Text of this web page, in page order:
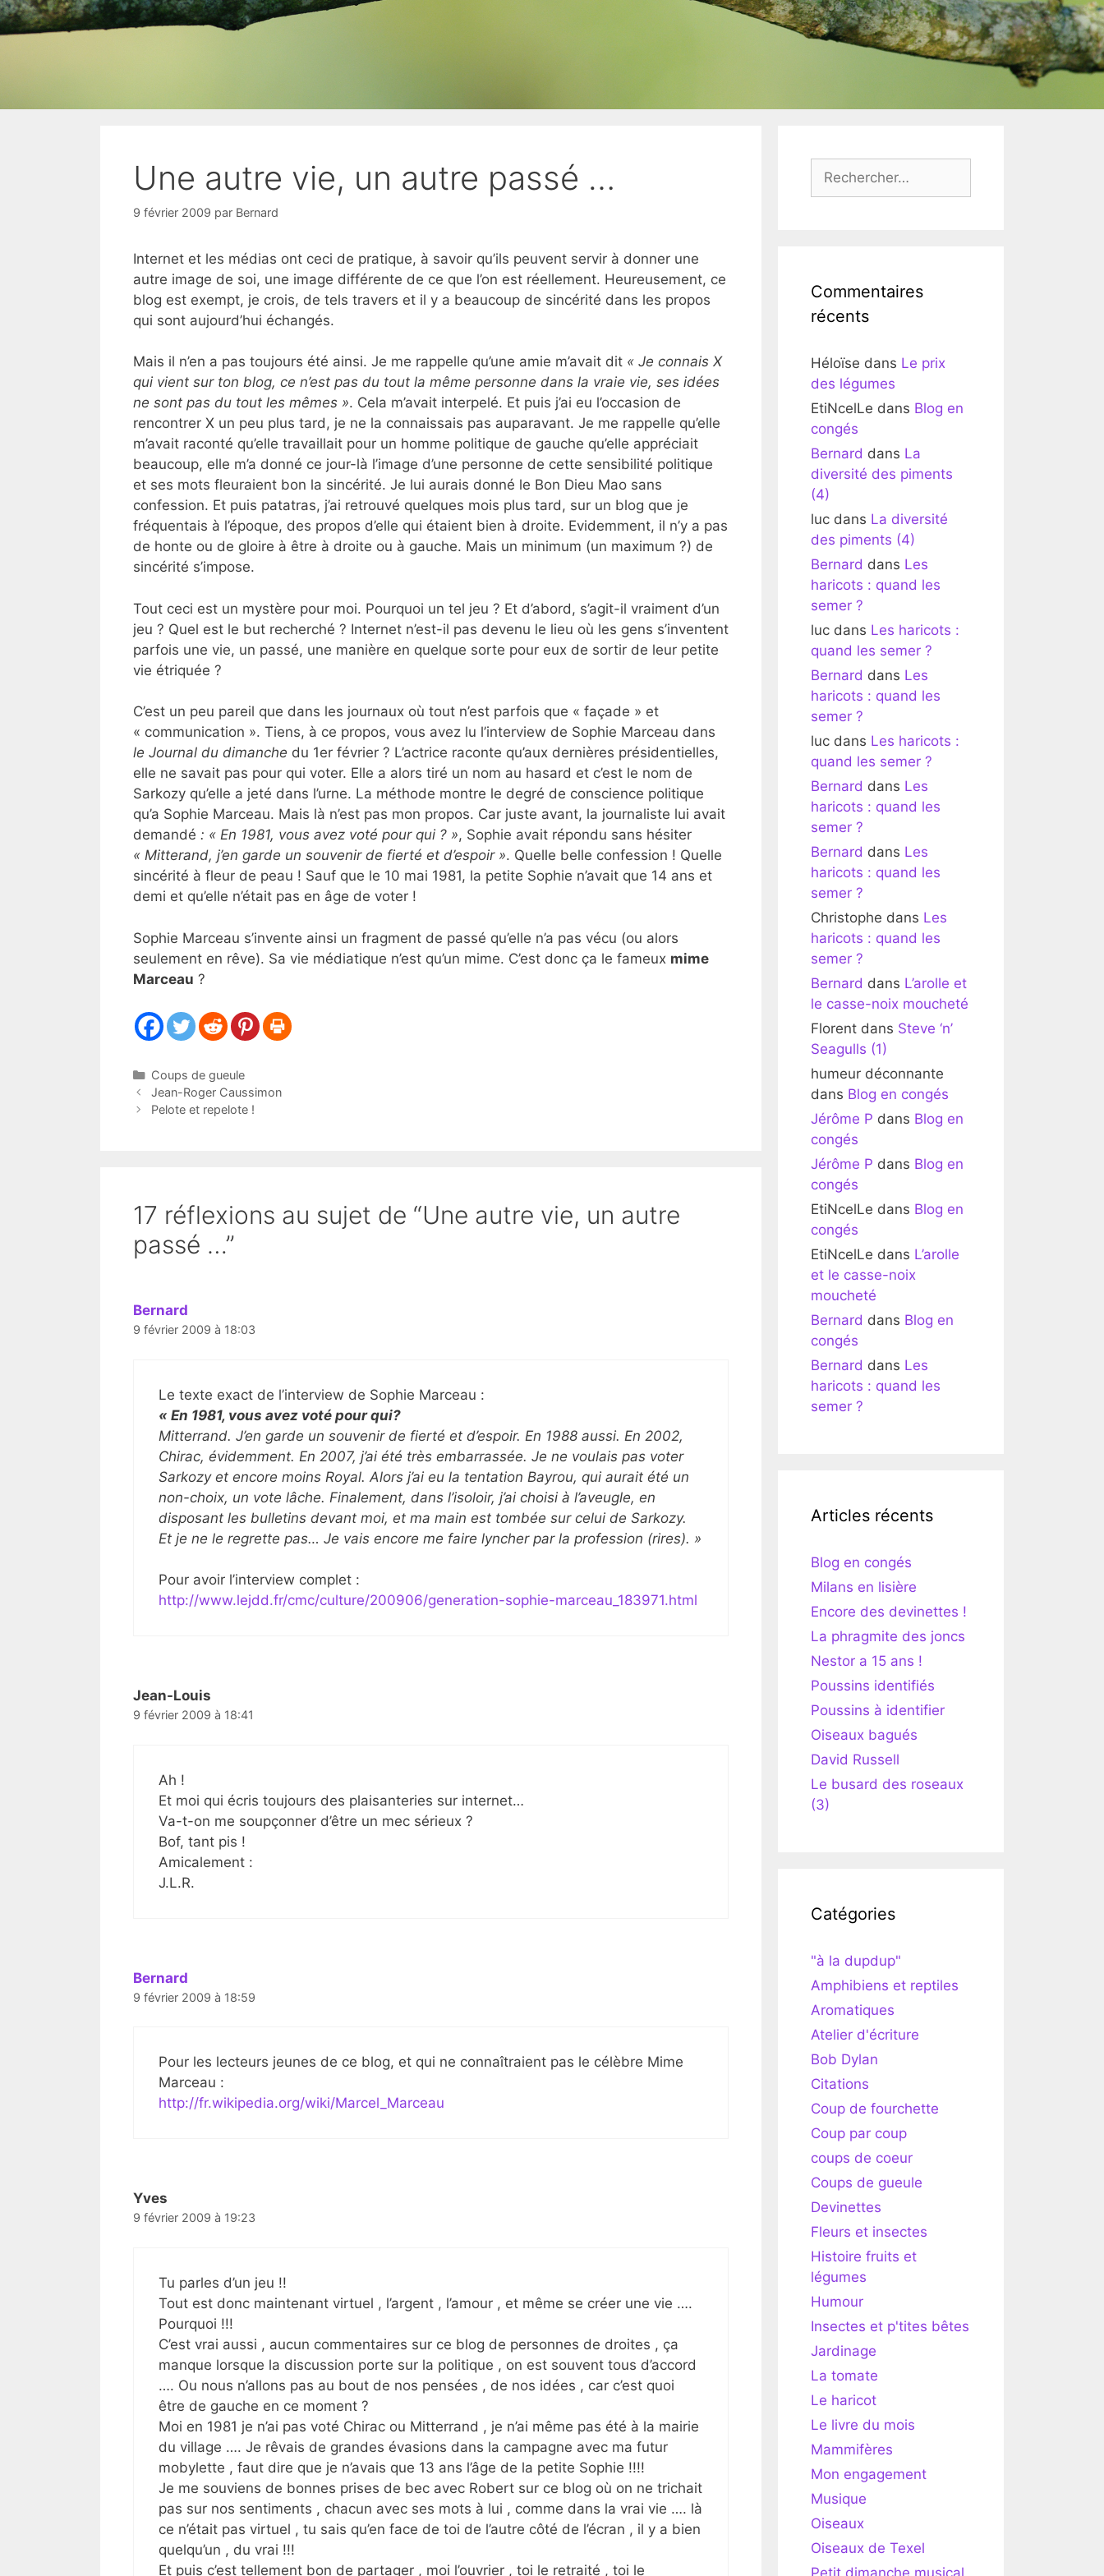
Une autre vie, un autre passé …
9 février 2009 par Bernard
Internet et les médias ont ceci de pratique, à savoir qu’ils peuvent servir à donner une
autre image de soi, une image différente de ce que l’on est réellement. Heureusement, ce
blog est exempt, je crois, de tels travers et il y a beaucoup de sincérité dans les propos
qui sont aujourd’hui échangés.
Mais il n’en a pas toujours été ainsi. Je me rappelle qu’une amie m’avait dit « Je connais X
qui vient sur ton blog, ce n’est pas du tout la même personne dans la vraie vie, ses idées
ne sont pas du tout les mêmes ». Cela m’avait interpelé. Et puis j’ai eu l’occasion de
rencontrer X un peu plus tard, je ne la connaissais pas auparavant. Je me rappelle qu’elle
m’avait raconté qu’elle travaillait pour un homme politique de gauche qu’elle appréciait
beaucoup, elle m’a donné ce jour-là l’image d’une personne de cette sensibilité politique
et ses mots fleuraient bon la sincérité. Je lui aurais donné le Bon Dieu Mao sans
confession. Et puis patatras, j’ai retrouvé quelques mois plus tard, sur un blog que je
fréquentais à l’époque, des propos d’elle qui étaient bien à droite. Evidemment, il n’y a pas
de honte ou de gloire à être à droite ou à gauche. Mais un minimum (un maximum ?) de
sincérité s’impose.
Tout ceci est un mystère pour moi. Pourquoi un tel jeu ? Et d’abord, s’agit-il vraiment d’un
jeu ? Quel est le but recherché ? Internet n’est-il pas devenu le lieu où les gens s’inventent
parfois une vie, un passé, une manière en quelque sorte pour eux de sortir de leur petite
vie étriquée ?
C’est un peu pareil que dans les journaux où tout n’est parfois que « façade » et
« communication ». Tiens, à ce propos, vous avez lu l’interview de Sophie Marceau dans
le Journal du dimanche du 1er février ? L’actrice raconte qu’aux dernières présidentielles,
elle ne savait pas pour qui voter. Elle a alors tiré un nom au hasard et c’est le nom de
Sarkozy qu’elle a jeté dans l’urne. La méthode montre le degré de conscience politique
qu’a Sophie Marceau. Mais là n’est pas mon propos. Car juste avant, la journaliste lui avait
demandé : « En 1981, vous avez voté pour qui ? », Sophie avait répondu sans hésiter
« Mitterand, j’en garde un souvenir de fierté et d’espoir ». Quelle belle confession ! Quelle
sincérité à fleur de peau ! Sauf que le 10 mai 1981, la petite Sophie n’avait que 14 ans et
demi et qu’elle n’était pas en âge de voter !
Sophie Marceau s’invente ainsi un fragment de passé qu’elle n’a pas vécu (ou alors
seulement en rêve). Sa vie médiatique n’est qu’un mime. C’est donc ça le fameux mime
Marceau ?
Catégories
Coups de gueule
Jean-Roger Caussimon
Pelote et repelote !
17 réflexions au sujet de “Une autre vie, un autre
passé …”
Bernard
9 février 2009 à 18:03
Le texte exact de l’interview de Sophie Marceau :
« En 1981, vous avez voté pour qui?
Mitterrand. J’en garde un souvenir de fierté et d’espoir. En 1988 aussi. En 2002,
Chirac, évidemment. En 2007, j’ai été très embarrassée. Je ne voulais pas voter
Sarkozy et encore moins Royal. Alors j’ai eu la tentation Bayrou, qui aurait été un
non-choix, un vote lâche. Finalement, dans l’isoloir, j’ai choisi à l’aveugle, en
disposant les bulletins devant moi, et ma main est tombée sur celui de Sarkozy.
Et je ne le regrette pas… Je vais encore me faire lyncher par la profession (rires). »
Pour avoir l’interview complet :
http://www.lejdd.fr/cmc/culture/200906/generation-sophie-marceau_183971.html
Jean-Louis
9 février 2009 à 18:41
Ah !
Et moi qui écris toujours des plaisanteries sur internet…
Va-t-on me soupçonner d’être un mec sérieux ?
Bof, tant pis !
Amicalement :
J.L.R.
Bernard
9 février 2009 à 18:59
Pour les lecteurs jeunes de ce blog, et qui ne connaîtraient pas le célèbre Mime
Marceau :
http://fr.wikipedia.org/wiki/Marcel_Marceau
Yves
9 février 2009 à 19:23
Tu parles d’un jeu !!
Tout est donc maintenant virtuel , l’argent , l’amour , et même se créer une vie ….
Pourquoi !!!
C’est vrai aussi , aucun commentaires sur ce blog de personnes de droites , ça
manque lorsque la discussion porte sur la politique , on est souvent tous d’accord
…. Ou nous n’allons pas au bout de nos pensées , de nos idées , car c’est quoi
être de gauche en ce moment ?
Moi en 1981 je n’ai pas voté Chirac ou Mitterrand , je n’ai même pas été à la mairie
du village …. Je rêvais de grandes évasions dans la campagne avec ma futur
mobylette , faut dire que je n’avais que 13 ans l’âge de la petite Sophie !!!!
Je me souviens de bonnes prises de bec avec Robert sur ce blog où on ne trichait
pas sur nos sentiments , chacun avec ses mots à lui , comme dans la vrai vie …. là
ce n’était pas virtuel , tu sais qu’en face de toi de l’autre côté de l’écran , il y a bien
quelqu’un , du vrai !!!
Et puis c’est tellement bon de partager , moi l’ouvrier , toi le retraité , toi le
Commentaires
récents
Héloïse dans Le prix
des légumes
EtiNcelLe dans Blog en
congés
Bernard dans La
diversité des piments
(4)
luc dans La diversité
des piments (4)
Bernard dans Les
haricots : quand les
semer ?
luc dans Les haricots :
quand les semer ?
Bernard dans Les
haricots : quand les
semer ?
luc dans Les haricots :
quand les semer ?
Bernard dans Les
haricots : quand les
semer ?
Bernard dans Les
haricots : quand les
semer ?
Christophe dans Les
haricots : quand les
semer ?
Bernard dans L’arolle et
le casse-noix moucheté
Florent dans Steve ‘n’
Seagulls (1)
humeur déconnante
dans Blog en congés
Jérôme P dans Blog en
congés
Jérôme P dans Blog en
congés
EtiNcelLe dans Blog en
congés
EtiNcelLe dans L’arolle
et le casse-noix
moucheté
Bernard dans Blog en
congés
Bernard dans Les
haricots : quand les
semer ?
Articles récents
Blog en congés
Milans en lisière
Encore des devinettes !
La phragmite des joncs
Nestor a 15 ans !
Poussins identifiés
Poussins à identifier
Oiseaux bagués
David Russell
Le busard des roseaux
(3)
Catégories
"à la dupdup"
Amphibiens et reptiles
Aromatiques
Atelier d'écriture
Bob Dylan
Citations
Coup de fourchette
Coup par coup
coups de coeur
Coups de gueule
Devinettes
Fleurs et insectes
Histoire fruits et
légumes
Humour
Insectes et p'tites bêtes
Jardinage
La tomate
Le haricot
Le livre du mois
Mammifères
Mon engagement
Musique
Oiseaux
Oiseaux de Texel
Petit dimanche musical